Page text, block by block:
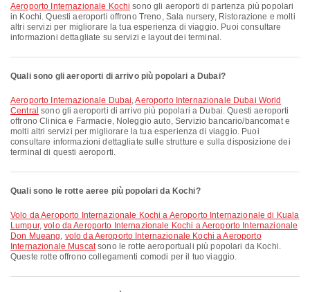
Aeroporto Internazionale Kochi sono gli aeroporti di partenza più popolari
in Kochi. Questi aeroporti offrono Treno, Sala nursery, Ristorazione e molti
altri servizi per migliorare la tua esperienza di viaggio. Puoi consultare
informazioni dettagliate su servizi e layout dei terminal.
Quali sono gli aeroporti di arrivo più popolari a Dubai?
Aeroporto Internazionale Dubai,Aeroporto Internazionale Dubai World
Central sono gli aeroporti di arrivo più popolari a Dubai. Questi aeroporti
offrono Clinica e Farmacie, Noleggio auto, Servizio bancario/bancomat e
molti altri servizi per migliorare la tua esperienza di viaggio. Puoi
consultare informazioni dettagliate sulle strutture e sulla disposizione dei
terminal di questi aeroporti.
Quali sono le rotte aeree più popolari da Kochi?
volo da Aeroporto Internazionale Kochi a Aeroporto Internazionale di Kuala
Lumpur,volo da Aeroporto Internazionale Kochi a Aeroporto Internazionale
Don Mueang, volo da Aeroporto Internazionale Kochi a Aeroporto
Internazionale Muscatsono le rotte aeroportuali più popolari da Kochi.
Queste rotte offrono collegamenti comodi per il tuo viaggio.